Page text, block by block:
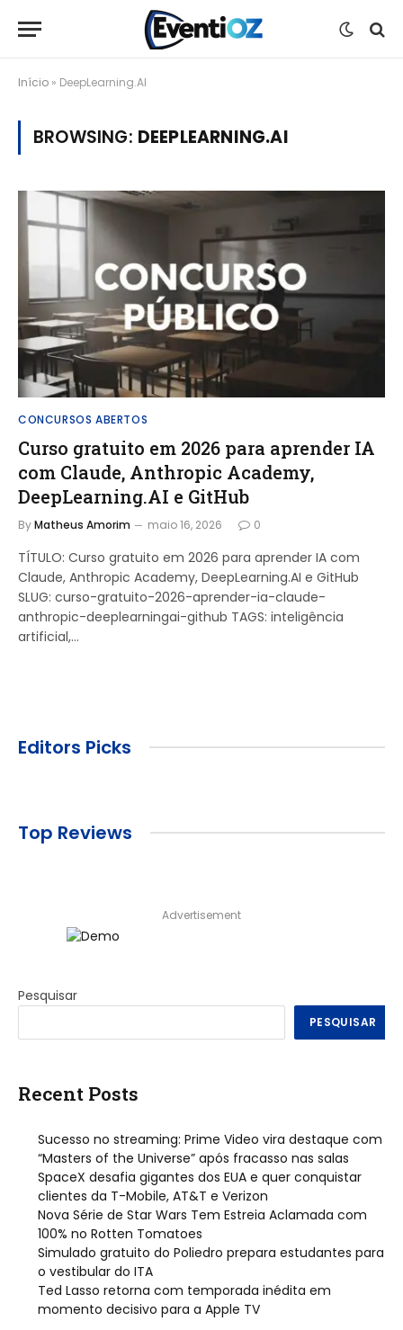
Início » DeepLearning.AI
BROWSING: DEEPLEARNING.AI
CONCURSOS ABERTOS
Curso gratuito em 2026 para aprender IA
com Claude, Anthropic Academy,
DeepLearning.AI e GitHub
ByMatheus Amorim maio 16, 2026 0
TÍTULO: Curso gratuito em 2026 para aprender IA com
Claude, Anthropic Academy, DeepLearning.AI e GitHub
SLUG: curso-gratuito-2026-aprender-ia-claude-
anthropic-deeplearningai-github TAGS: inteligência
artificial,…
Editors Picks
Top Reviews
Advertisement
Pesquisar
PESQUISAR
Recent Posts
Sucesso no streaming: Prime Video vira destaque com
“Masters of the Universe” após fracasso nas salas
SpaceX desafia gigantes dos EUA e quer conquistar
clientes da T-Mobile, AT&T e Verizon
Nova Série de Star Wars Tem Estreia Aclamada com
100% no Rotten Tomatoes
Simulado gratuito do Poliedro prepara estudantes para
o vestibular do ITA
Ted Lasso retorna com temporada inédita em
momento decisivo para a Apple TV